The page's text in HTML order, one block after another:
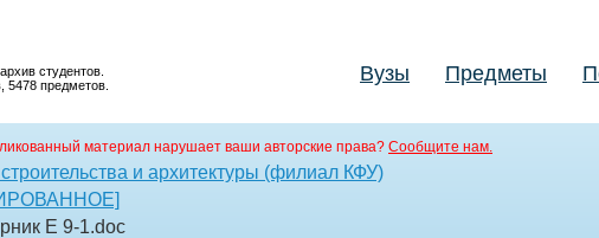
студентов.
5478 предметов.
Вузы Предметы
материал нарушает ваши авторские права? Сообщите нам.
и архитектуры (филиал КФУ)
Е 9-1.doc
1 клапан и 1
пунктов